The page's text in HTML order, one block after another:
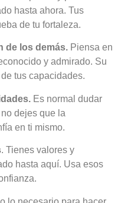
hasta ahora. Tus
de tu fortaleza.
de los demás. Piensa en
y admirado. Su
tus capacidades.
Es normal dudar
dejes que la
en ti mismo.
. Tienes valores y
hasta aquí. Usa esos